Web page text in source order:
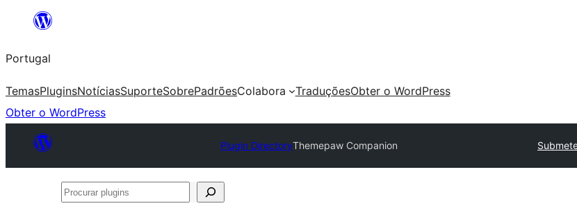
Saltar
o
conteúdo
Portugal
TemasPluginsNotíciasSuporteSobrePadrõesColabora TraduçõesObter o WordPress
Obter o WordPress
Plugin DirectoryThemepaw Companion
Procurar